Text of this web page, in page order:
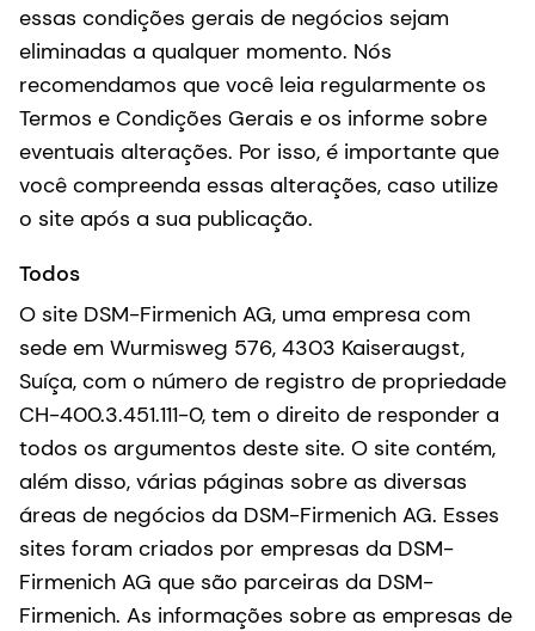
essas condições gerais de negócios sejam
eliminadas a qualquer momento. Nós
recomendamos que você leia regularmente os
Termos e Condições Gerais e os informe sobre
eventuais alterações. Por isso, é importante que
você compreenda essas alterações, caso utilize
o site após a sua publicação.
Todos
O site DSM-Firmenich AG, uma empresa com
sede em Wurmisweg 576, 4303 Kaiseraugst,
Suíça, com o número de registro de propriedade
CH-400.3.451.111-0, tem o direito de responder a
todos os argumentos deste site. O site contém,
além disso, várias páginas sobre as diversas
áreas de negócios da DSM-Firmenich AG. Esses
sites foram criados por empresas da DSM-
Firmenich AG que são parceiras da DSM-
Firmenich. As informações sobre as empresas de